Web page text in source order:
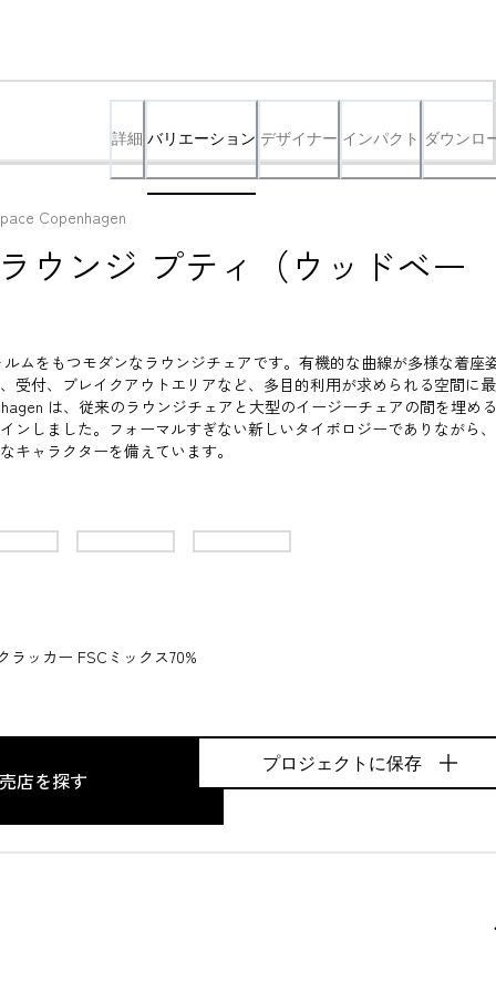
詳細 バリエーション デザイナー インパクト ダウンロ
Copenhagen
ウンジ プティ（ウッドベー
ムをもつモダンなラウンジチェアです。有機的な曲線が多様な着座
受付、ブレイクアウトエリアなど、多目的利用が求められる空間に最
は、従来のラウンジチェアと大型のイージーチェアの間を埋める
ンしました。フォーマルすぎない新しいタイポロジーでありながら、
キャラクターを備えています。
ラッカー FSCミックス70%
店を探す
プロジェクトに保存